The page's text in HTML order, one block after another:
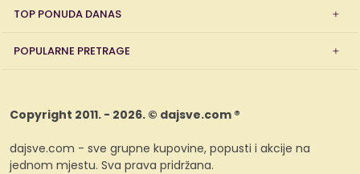
TOP PONUDA DANAS
POPULARNE PRETRAGE
Copyright 2011. - 2026. © dajsve.com ®
dajsve.com - sve grupne kupovine, popusti i akcije na
jednom mjestu. Sva prava pridržana.